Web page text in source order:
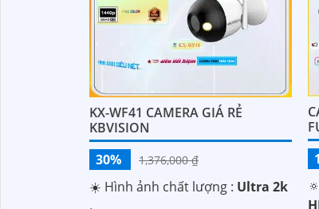
KX-WF41 CAMERA GIÁ RẺ
KBVISION
30%
1,376,000 ₫
☀️ Hình ảnh chất lượng : Ultra 2k